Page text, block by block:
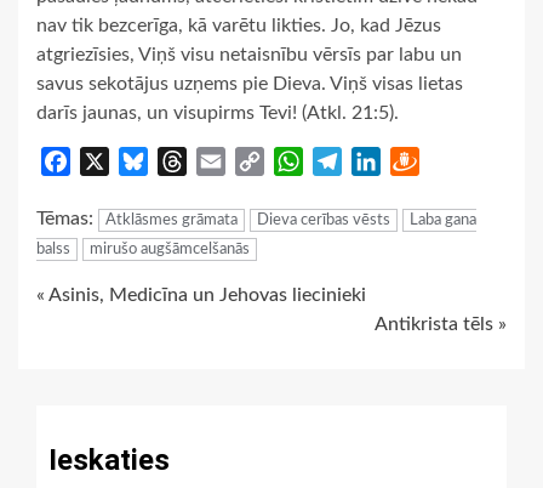
nav tik bezcerīga, kā varētu likties. Jo, kad Jēzus
atgriezīsies, Viņš visu netaisnību vērsīs par labu un
savus sekotājus uzņems pie Dieva. Viņš visas lietas
darīs jaunas, un visupirms Tevi! (Atkl. 21:5).
Facebook BlueskyThreads
Email
Copy
WhatsApp
TelegramLinkedIn
Tēmas: Atklāsmes grāmata Dieva cerības vēsts
Laba gana
balss
mirušo augšāmcelšanās
Continue
« Asinis, Medicīna un Jehovas liecinieki
Antikrista tēls »
Ieskaties